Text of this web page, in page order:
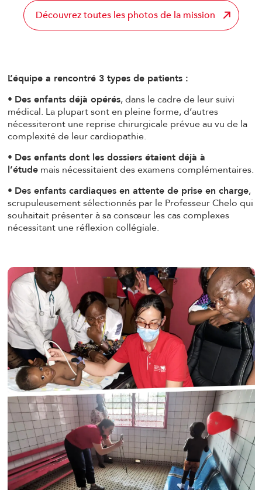
Découvrez toutes les photos de la mission
L’équipe a rencontré 3 types de patients :
• Des enfants déjà opérés, dans le cadre de leur suivi
médical. La plupart sont en pleine forme, d’autres
nécessiteront une reprise chirurgicale prévue au vu de la
complexité de leur cardiopathie.
• Des enfants dont les dossiers étaient déjà à
l’étudemais nécessitaient des examens complémentaires.
• Des enfants cardiaques en attente de prise en charge,
scrupuleusement sélectionnés par le Professeur Chelo qui
souhaitait présenter à sa consœur les cas complexes
nécessitant une réflexion collégiale.